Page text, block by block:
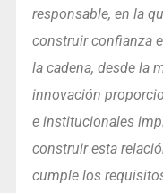
responsable, en la
construir confianza
la cadena, desde la
innovación
e institucionales
construir esta
cumple los